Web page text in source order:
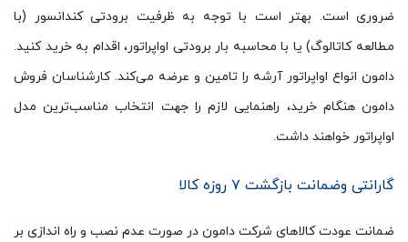
ضروری است. بهتر است با توجه به ظرفیت برودتی کندانسور (با
مطالعه کاتالوگ) یا با محاسبه بار برودتی اواپراتور، اقدام به خرید کنید.
دامون انواع اواپراتور آرشه را تامین و عرضه می‌کند. کارشناسان فروش
دامون هنگام خرید، راهنمایی لازم را جهت انتخاب مناسب‌ترین مدل
اواپراتور خواهند داشت.
گارانتی وضمانت بازگشت ۷ روزه کالا
ضمانت عودت کالاهای شرکت دامون در صورت عدم نصب و راه اندازی بر